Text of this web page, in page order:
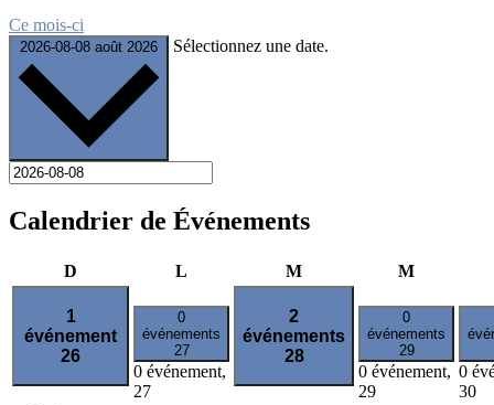
Ce mois-ci
2026-08-08 août 2026 Sélectionnez une date.
Calendrier de Événements
D L Mmardi Mmercredi
1
événement
26
0
événements
27
0 événement,
27
2
événements
28
0
événements
29
0 événement,
29
0
30